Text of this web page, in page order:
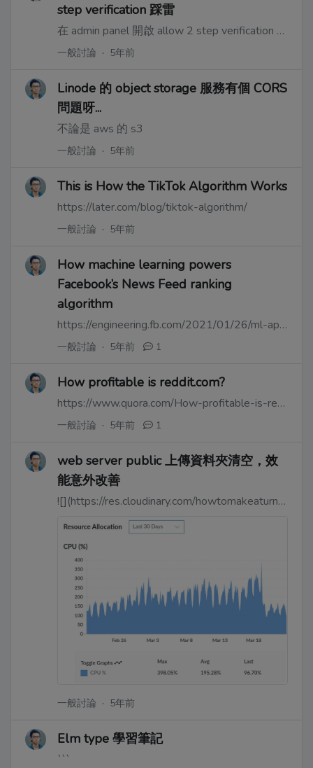
step verification 踩雷
在 admin panel 開啟 allow 2 step verification 會說 `Enrol yourself before ... blah blah`
一般討論 · 5年前
Linode 的 object storage 服務有個 CORS
問題呀...
不論是 aws 的 s3
一般討論 · 5年前
This is How the TikTok Algorithm Works
https://later.com/blog/tiktok-algorithm/
一般討論 · 5年前
How machine learning powers
Facebook’s News Feed ranking
algorithm
https://engineering.fb.com/2021/01/26/ml-applications/news-feed-ranking/
一般討論 · 5年前 1
How profitable is reddit.com?
https://www.quora.com/How-profitable-is-reddit-com
一般討論 · 5年前 1
web server public 上傳資料夾清空，效
能意外改善
![](https://res.cloudinary.com/howtomakeaturn/image/upload/v1616467983/hul7h3wzse0jwi85jsvp.jpg)
一般討論 · 5年前
Elm type 學習筆記
```